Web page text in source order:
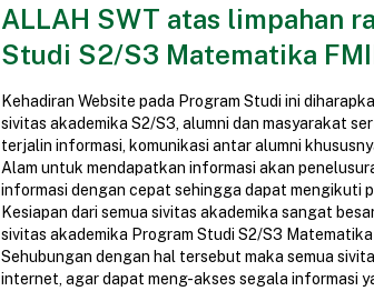
ALLAH SWT atas limpahan
Studi S2/S3 Matematika
Kehadiran Website pada Program Studi ini
sivitas akademika S2/S3, alumni dan masyarakat
terjalin informasi, komunikasi antar alumni
Alam untuk mendapatkan informasi akan
informasi dengan cepat sehingga dapat mengikuti
Kesiapan dari semua sivitas akademika sangat
sivitas akademika Program Studi S2/S3
Sehubungan dengan hal tersebut maka semua
internet, agar dapat meng-akses segala informasi